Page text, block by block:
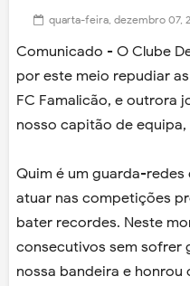
quarta-feira, dezembro 07,
Comunicado - O Clube
por este meio repudiar
FC Famalicão, e outrora
nosso capitão de equipa,
Quim é um guarda-redes
atuar nas competições
bater recordes. Neste
consecutivos sem sofrer
nossa bandeira e